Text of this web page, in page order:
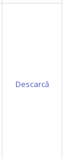
Descarcă